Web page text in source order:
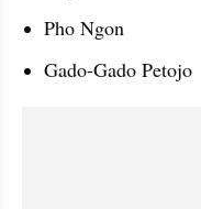
Pho Ngon
Gado-Gado Petojo